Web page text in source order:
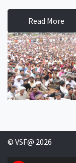
Read More
© VSF@ 2026